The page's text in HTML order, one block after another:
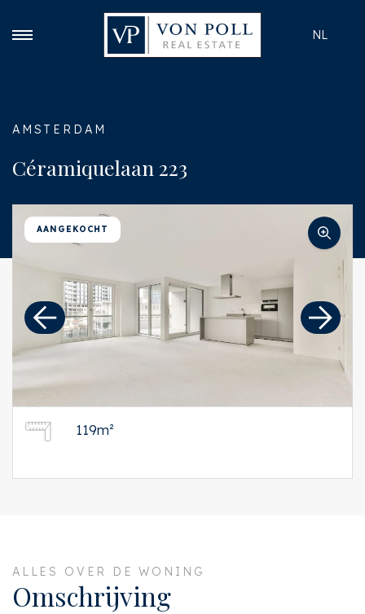
NL
AMSTERDAM
Céramiquelaan 223
AANGEKOCHT
119m²
ALLES OVER DE WONING
Omschrijving